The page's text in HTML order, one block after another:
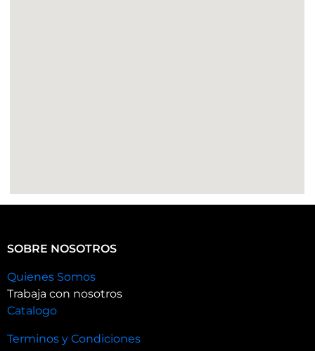
SOBRE NOSOTROS
Quienes Somos
Trabaja con nosotros
Catalogo
Terminos y Condiciones